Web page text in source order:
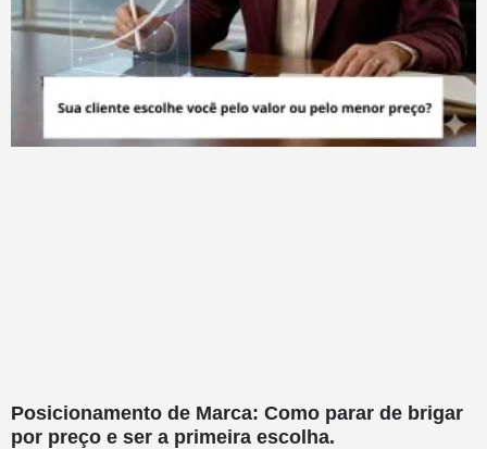
Posicionamento de Marca: Como parar de brigar
por preço e ser a primeira escolha.